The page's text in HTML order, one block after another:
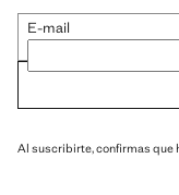
E-mail
Al suscribirte, confirmas que